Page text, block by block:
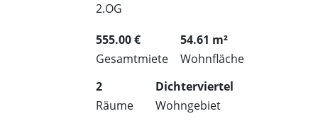
2.OG
555.00 €
Gesamtmiete
54.61 m²
Wohnfläche
2
Räume
Dichterviertel
Wohngebiet